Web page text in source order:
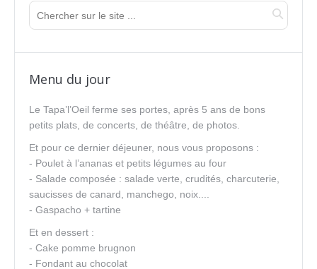
Menu du jour
Le Tapa’l’Oeil ferme ses portes, après 5 ans de bons
petits plats, de concerts, de théâtre, de photos.
Et pour ce dernier déjeuner, nous vous proposons :
- Poulet à l’ananas et petits légumes au four
- Salade composée : salade verte, crudités, charcuterie,
saucisses de canard, manchego, noix....
- Gaspacho + tartine
Et en dessert :
- Cake pomme brugnon
- Fondant au chocolat